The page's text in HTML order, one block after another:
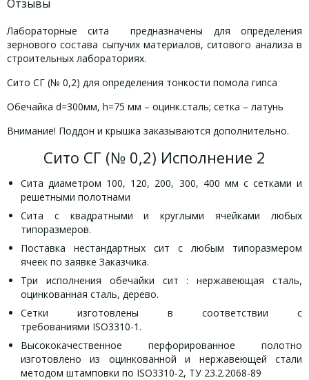
Отзывы
Лабораторные сита предназначены для определения
зернового состава сыпучих материалов, ситового анализа в
строительных лабораториях.
Сито СГ (№ 0,2) для определения тонкости помола гипса
Обечайка d=300мм, h=75 мм – оцинк.сталь; сетка – латунь
Внимание! Поддон и крышка заказываются дополнительно.
Сито СГ (№ 0,2) Исполнение 2
Сита диаметром 100, 120, 200, 300, 400 мм с сетками и
решетными полотнами
Сита с квадратными и круглыми ячейками любых
типоразмеров.
Поставка нестандартных сит с любым типоразмером
ячеек по заявке Заказчика.
Три исполнения обечайки сит : нержавеющая сталь,
оцинкованная сталь, дерево.
Сетки изготовлены в соответствии с
требованиями ISO3310-1.
Высококачественное перфорированное полотно
изготовлено из оцинкованной и нержавеющей стали
методом штамповки по ISO3310-2, ТУ 23.2.2068-89